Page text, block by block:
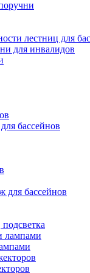
лестниц для
для инвалидов
бассейнов
бассейнов
лампами